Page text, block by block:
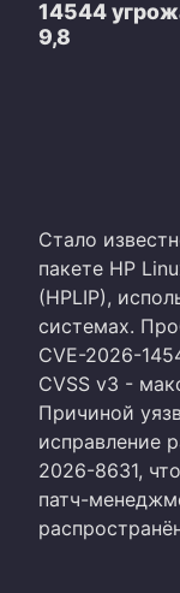
14544
9,8
Cтало
пакете HP
(HPLIP),
системах.
CVE-2026-
CVSS v3 -
Причиной
исправление
2026-8631,
патч-